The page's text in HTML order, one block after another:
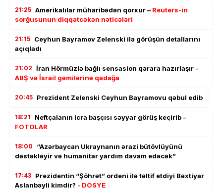
21:25 Amerikalılar müharibədən qorxur – Reuters-in
sorğusunun diqqətçəkən nəticələri
21:15 Ceyhun Bayramov Zelenski ilə görüşün detallarını
açıqladı
21:02 İran Hörmüzlə bağlı sensasion qərara hazırlaşır -
ABŞ və İsrail gəmilərinə qadağa
20:45 Prezident Zelenski Ceyhun Bayramovu qəbul edib
18:21 Neftçalanın icra başçısı səyyar görüş keçirib–
FOTOLAR
18:00
“Azərbaycan Ukraynanın ərazi bütövlüyünü
dəstəkləyir və humanitar yardım davam edəcək”
17:43 Prezidentin “Şöhrət” ordeni ilə təltif etdiyi Bəxtiyar
Aslanbəyli kimdir? - DOSYE